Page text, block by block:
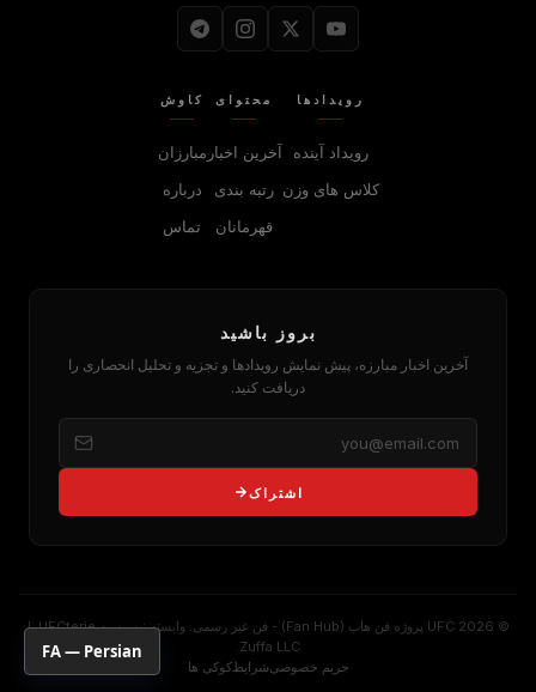
رویدادها
رویداد آینده
کلاس های وزن
محتوای
آخرین اخبار
رتبه بندی
قهرمانان
کاوش
مبارزان
درباره
تماس
بروز باشید
آخرین اخبار مبارزه، پیش نمایش رویدادها و تجزیه و تحلیل انحصاری را
دریافت کنید.
اشتراک
© 2026
UFC پروژه فن هاب (Fan Hub) - فن غیر رسمی. وابسته نیست به UFCterie یا
Zuffa LLC.
حریم خصوصیشرایطکوکی ها
FA — Persian